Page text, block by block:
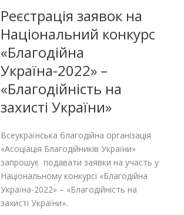
Реєстрація заявок на
Національний конкурс
«Благодійна
Україна-2022» –
«Благодійність на
захисті України»
Всеукраїнська благодійна організація
«Асоціація Благодійників України»
запрошує подавати заявки на участь у
Національному конкурсі «Благодійна
Україна-2022» – «Благодійність на
захисті України».